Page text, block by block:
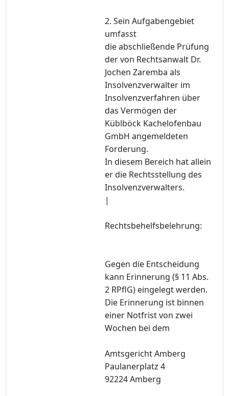
2. Sein Aufgabengebiet
umfasst
die abschließende Prüfung
der von Rechtsanwalt Dr.
Jochen Zaremba als
Insolvenzverwalter im
Insolvenzverfahren über
das Vermögen der
Küblböck Kachelofenbau
GmbH angemeldeten
Forderung.
In diesem Bereich hat allein
er die Rechtsstellung des
Insolvenzverwalters.
|
Rechtsbehelfsbelehrung:
Gegen die Entscheidung
kann Erinnerung (§ 11 Abs.
2 RPflG) eingelegt werden.
Die Erinnerung ist binnen
einer Notfrist von zwei
Wochen bei dem
Amtsgericht Amberg
Paulanerplatz 4
92224 Amberg